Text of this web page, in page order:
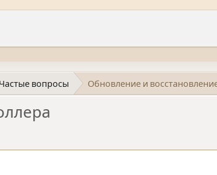
Частые вопросы Обновление и